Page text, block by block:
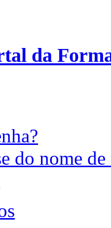
da
do nome